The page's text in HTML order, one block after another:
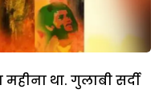
था. गुलाबी सर्दी